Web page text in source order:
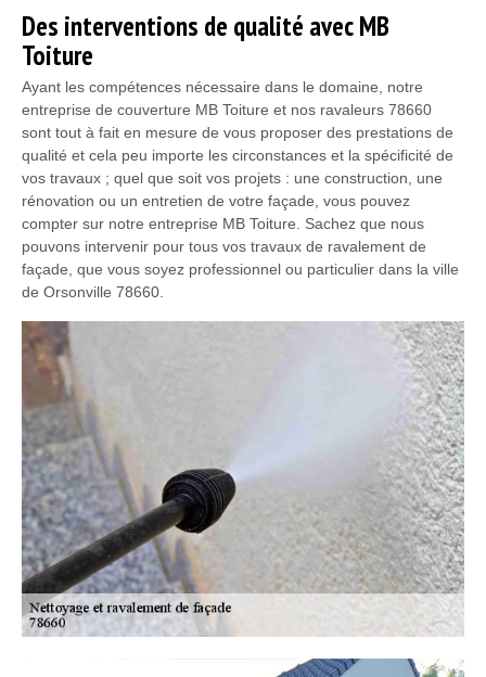
Des interventions de qualité avec MB
Toiture
Ayant les compétences nécessaire dans le domaine, notre
entreprise de couverture MB Toiture et nos ravaleurs 78660
sont tout à fait en mesure de vous proposer des prestations de
qualité et cela peu importe les circonstances et la spécificité de
vos travaux ; quel que soit vos projets : une construction, une
rénovation ou un entretien de votre façade, vous pouvez
compter sur notre entreprise MB Toiture. Sachez que nous
pouvons intervenir pour tous vos travaux de ravalement de
façade, que vous soyez professionnel ou particulier dans la ville
de Orsonville 78660.